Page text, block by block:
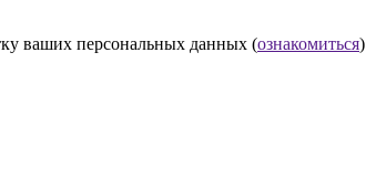
ваших персональных данных (ознакомиться)